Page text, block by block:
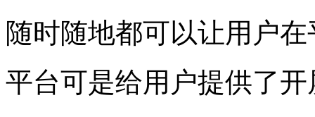
随时随地都可以让用户
平台可是给用户提供了